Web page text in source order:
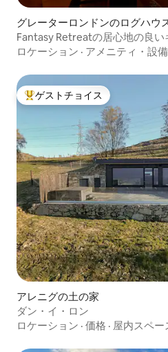
グレーターロンドンのログハウ
Fantasy Retreatの居心地の良い
き
ロケーション · アメニティ・設備
大好評のゲストチョイスです。
ゲストチョイス
アレニグの土の家
ダン・イ・ロン
ロケーション · 価格 · 屋内スペー